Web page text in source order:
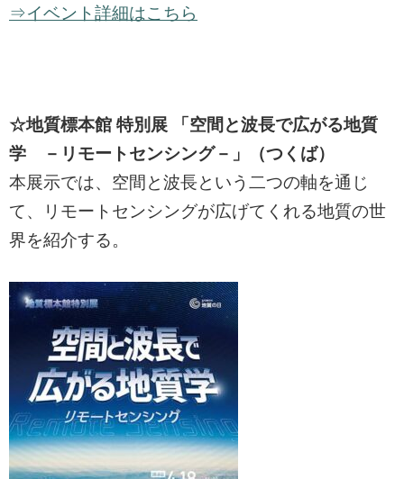
⇒イベント詳細はこちら
☆地質標本館 特別展 「空間と波長で広がる地質
学 －リモートセンシング－」（つくば）
本展示では、空間と波長という二つの軸を通じ
て、リモートセンシングが広げてくれる地質の世
界を紹介する。